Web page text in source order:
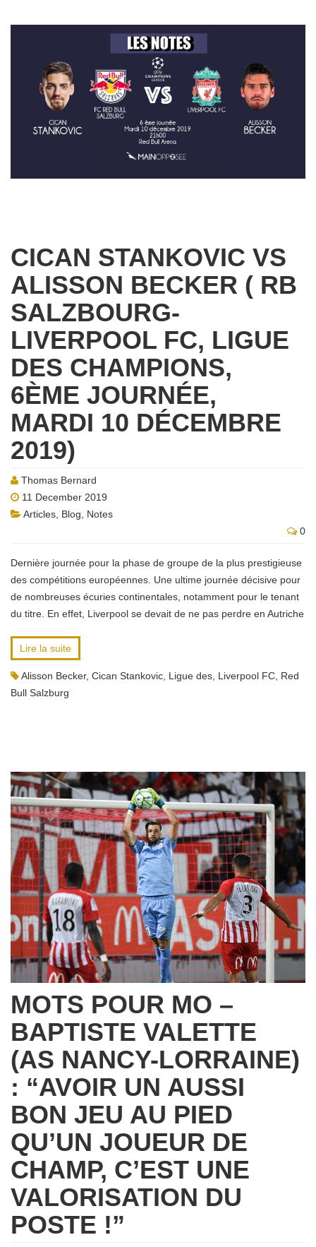
CICAN STANKOVIC VS
ALISSON BECKER ( RB
SALZBOURG-
LIVERPOOL FC, LIGUE
DES CHAMPIONS,
6ÈME JOURNÉE,
MARDI 10 DÉCEMBRE
2019)
Thomas Bernard
11 December 2019
Articles Blog
Notes
0
Dernière journée pour la phase de groupe de la plus prestigieuse
des compétitions européennes. Une ultime journée décisive pour
de nombreuses écuries continentales, notamment pour le tenant
du titre. En effet, Liverpool se devait de ne pas perdre en Autriche
Lire la suite
Alisson Becker, Cican Stankovic Ligue des Liverpool FC Red
Bull Salzburg
MOTS POUR MO –
BAPTISTE VALETTE
(AS NANCY-LORRAINE)
: “AVOIR UN AUSSI
BON JEU AU PIED
QU’UN JOUEUR DE
CHAMP, C’EST UNE
VALORISATION DU
POSTE !”